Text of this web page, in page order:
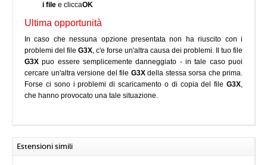
i file e cliccaOK
Ultima opportunità
In caso che nessuna opzione presentata non ha riuscito con i
problemi del file G3X, c'e forse un'altra causa dei problemi. Il tuo file
G3X puo essere semplicemente danneggiato - in tale caso puoi
cercare un'altra versione del file G3Xdella stessa sorsa che prima.
Forse ci sono i problemi di scaricamento o di copia del file G3X,
che hanno provocato una tale situazione.
Estensioni simili